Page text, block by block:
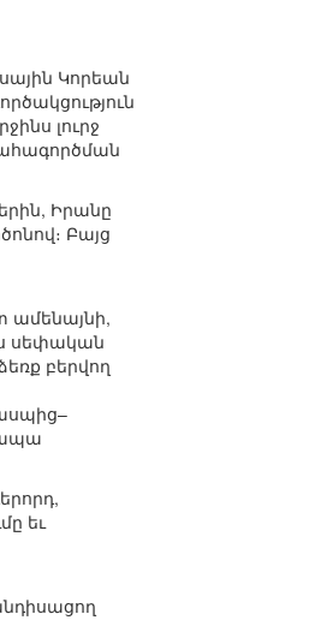
Կորեան
լուրջ
Իրանը
Բայց
ամենայնի,
սեփական
բերվող
ապա
եւ